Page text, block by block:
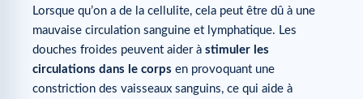
Lorsque qu’on a de la cellulite, cela peut être dû à une
mauvaise circulation sanguine et lymphatique. Les
douches froides peuvent aider à stimuler les
circulations dans le corps en provoquant une
constriction des vaisseaux sanguins, ce qui aide à